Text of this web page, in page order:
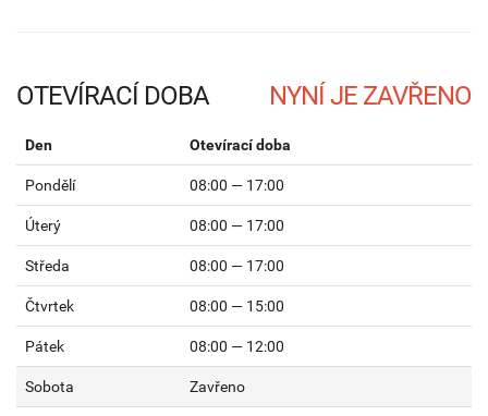
OTEVÍRACÍ DOBA
Den Otevírací doba
Pondělí 08:00 — 17:00
Úterý 08:00 — 17:00
Středa 08:00 — 17:00
Čtvrtek 08:00 — 15:00
Pátek 08:00 — 12:00
Sobota Zavřeno